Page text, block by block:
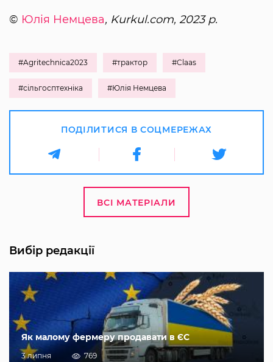
© Юлія Немцева, Kurkul.com, 2023 р.
#Agritechnica2023 #трактор #Claas
#сільгосптехніка #Юлія Немцева
ПОДІЛИТИСЯ В СОЦМЕРЕЖАХ
ВСІ МАТЕРІАЛИ
Вибір редакції
Як малому фермеру продавати в ЄС
3 липня 769